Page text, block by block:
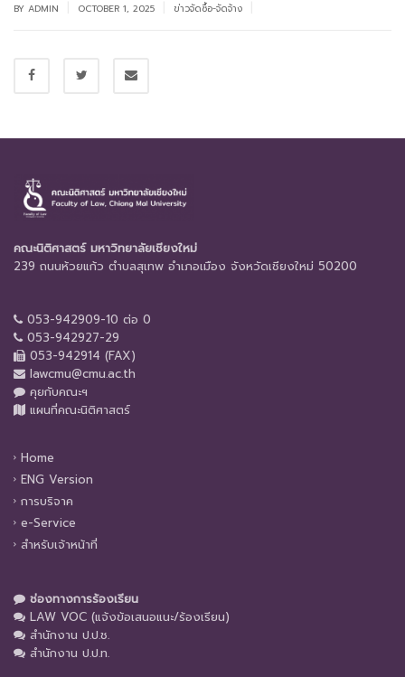
BY ADMIN OCTOBER 1, 2025 ข่าวจัดซื้อ-จัดจ้าง
คณะนิติศาสตร์ มหาวิทยาลัยเชียงใหม่
239 ถนนห้วยแก้ว ตำบลสุเทพ อำเภอเมือง จังหวัดเชียงใหม่ 50200
053-942909-10 ต่อ 0
053-942927-29
053-942914 (FAX)
lawcmu@cmu.ac.th
คุยกับคณะฯ
แผนที่คณะนิติศาสตร์
Home
ENG Version
การบริจาค
e-Service
สำหรับเจ้าหน้าที่
ช่องทางการร้องเรียน
LAW VOC (แจ้งข้อเสนอแนะ/ร้องเรียน)
สำนักงาน ป.ป.ช.
สำนักงาน ป.ป.ท.